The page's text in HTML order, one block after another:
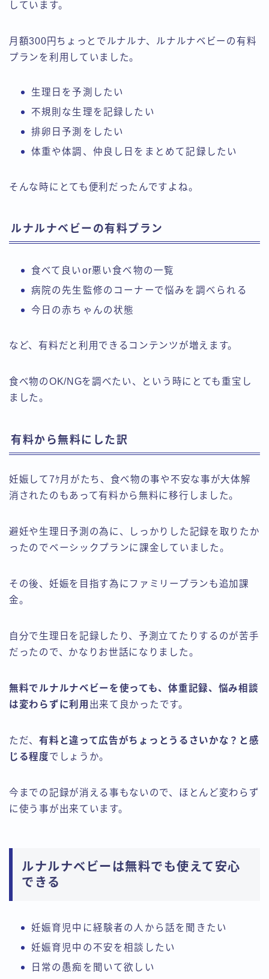
しています。
月額300円ちょっとでルナルナ、ルナルナベビーの有料
プランを利用していました。
生理日を予測したい
不規則な生理を記録したい
排卵日予測をしたい
体重や体調、仲良し日をまとめて記録したい
そんな時にとても便利だったんですよね。
ルナルナベビーの有料プラン
食べて良いor悪い食べ物の一覧
病院の先生監修のコーナーで悩みを調べられる
今日の赤ちゃんの状態
など、有料だと利用できるコンテンツが増えます。
食べ物のOK/NGを調べたい、という時にとても重宝し
ました。
有料から無料にした訳
妊娠して7ｹ月がたち、食べ物の事や不安な事が大体解
消されたのもあって有料から無料に移行しました。
避妊や生理日予測の為に、しっかりした記録を取りたか
ったのでベーシックプランに課金していました。
その後、妊娠を目指す為にファミリープランも追加課
金。
自分で生理日を記録したり、予測立てたりするのが苦手
だったので、かなりお世話になりました。
無料でルナルナベビーを使っても、体重記録、悩み相談
は変わらずに利用 出来て良かったです。
ただ、有料と違って広告がちょっとうるさいかな？と感
じる程度でしょうか。
今までの記録が消える事もないので、ほとんど変わらず
に使う事が出来ています。
ルナルナベビーは無料でも使えて安心
できる
妊娠育児中に経験者の人から話を聞きたい
妊娠育児中の不安を相談したい
日常の愚痴を聞いて欲しい